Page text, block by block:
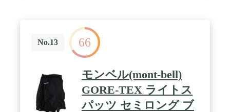
No.13 66
モンベル(mont-bell)
GORE-TEX ライトス
パッツ セミロング ブ